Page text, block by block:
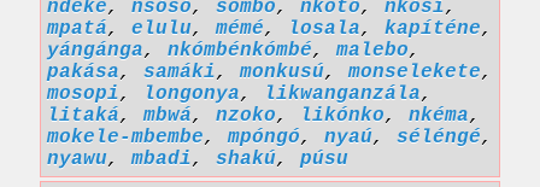
ndeke, nsósó, sombo, nkotó, nkósi,
mpatá, elulu,mémé, losala, kapíténe,
yángánga, nkómbénkómbé,malebo,
pakása, samáki,monkusú,monselekete,
mosopi, longonya, likwanganzála,
litaká,mbwá, nzoko, likónko, nkéma,
mokele-mbembe,mpóngó, nyaú, séléngé,
nyawu,mbadi, shakú, púsu